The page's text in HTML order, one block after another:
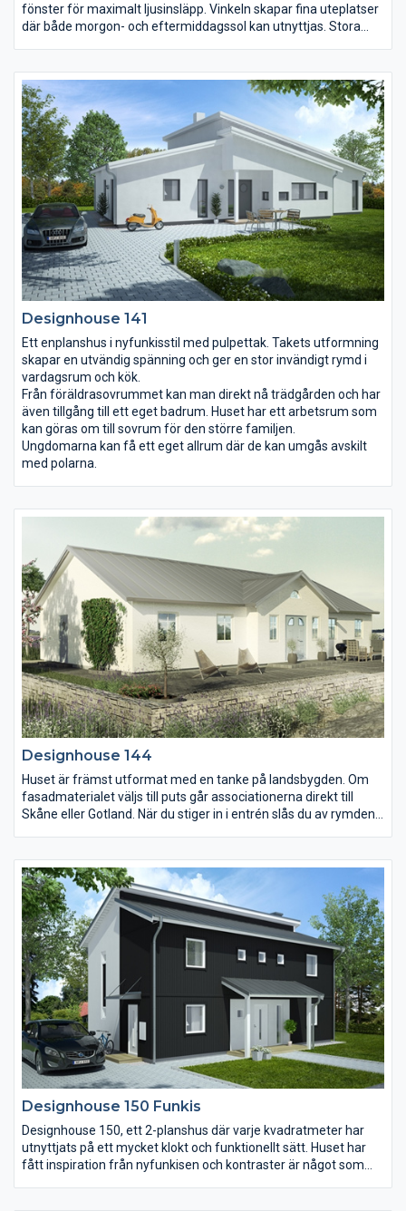
fönster för maximalt ljusinsläpp. Vinkeln skapar fina uteplatser
där både morgon- och eftermiddagssol kan utnyttjas. Stora
allrum för lek och stoj med kompisarna.
Designhouse 141
Ett enplanshus i nyfunkisstil med pulpettak. Takets utformning
skapar en utvändig spänning och ger en stor invändigt rymd i
vardagsrum och kök.
Från föräldrasovrummet kan man direkt nå trädgården och har
även tillgång till ett eget badrum. Huset har ett arbetsrum som
kan göras om till sovrum för den större familjen.
Ungdomarna kan få ett eget allrum där de kan umgås avskilt
med polarna.
Designhouse 144
Huset är främst utformat med en tanke på landsbygden. Om
fasadmaterialet väljs till puts går associationerna direkt till
Skåne eller Gotland. När du stiger in i entrén slås du av rymden
bullrigt eller för avskiljt. Samvaron har i och med vinkeln på
baksidan fönster i tre väderstreck. På var sitt håll av vinkeln blir
också naturliga uteplatser, där du kan utnyttja både morgon-
och kvällssolen.
Designhouse 150 Funkis
Designhouse 150, ett 2-planshus där varje kvadratmeter har
utnyttjats på ett mycket klokt och funktionellt sätt. Huset har
fått inspiration från nyfunkisen och kontraster är något som